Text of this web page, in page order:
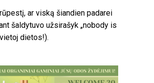
ar viską šiandien padarei
šaldytuvo užsirašyk „nobody is
dietos!).